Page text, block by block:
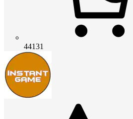
44131